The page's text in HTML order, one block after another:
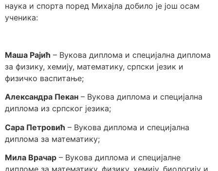
наука и спорта поред Михајла добило је још осам
ученика:
Маша Рајић – Вукова диплома и специјална диплома
за физику, хемију, математику, српски језик и
физичко васпитање;
Александра Пекан – Вукова диплома и специјална
диплома из српског језика;
Сара Петровић – Вукова диплома и специјална
диплома за математику;
Мила Врачар – Вукова диплома и специјалне
дипломе за математику, физику, хемију, биологију и